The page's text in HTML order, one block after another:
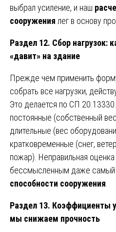
выбрал усиление, и наш
сооружения лег в основу
Раздел 12. Сбор нагрузок:
«давит» на здание
Прежде чем применить
собрать все нагрузки,
Это делается по СП
постоянные (собственный
длительные (вес
кратковременные (снег,
пожар). Неправильная оценка
бессмысленным даже самый
способности сооружения
Раздел 13. Коэффициенты
мы снижаем прочность